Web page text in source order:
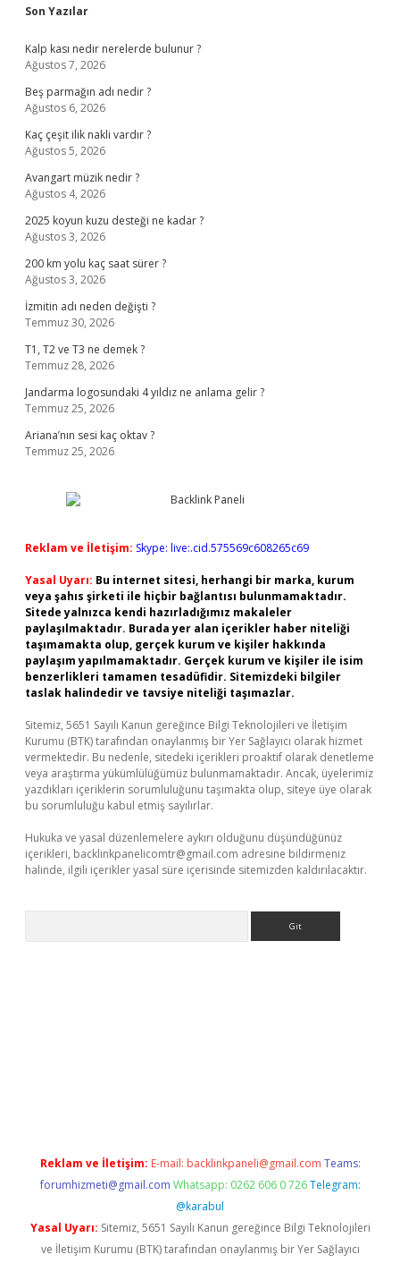
Sidebar
Son Yazılar
Kalp kası nedir nerelerde bulunur ?
Ağustos 7, 2026
Beş parmağın adı nedir ?
Ağustos 6, 2026
Kaç çeşit ilik nakli vardır ?
Ağustos 5, 2026
Avangart müzik nedir ?
Ağustos 4, 2026
2025 koyun kuzu desteği ne kadar ?
Ağustos 3, 2026
200 km yolu kaç saat sürer ?
Ağustos 3, 2026
İzmitin adı neden değişti ?
Temmuz 30, 2026
T1, T2 ve T3 ne demek ?
Temmuz 28, 2026
Jandarma logosundaki 4 yıldız ne anlama gelir ?
Temmuz 25, 2026
Ariana’nın sesi kaç oktav ?
Temmuz 25, 2026
Reklam ve İletişim: Skype: live:.cid.575569c608265c69
Yasal Uyarı: Bu internet sitesi, herhangi bir marka, kurum
veya şahıs şirketi ile hiçbir bağlantısı bulunmamaktadır.
Sitede yalnızca kendi hazırladığımız makaleler
paylaşılmaktadır. Burada yer alan içerikler haber niteliği
taşımamakta olup, gerçek kurum ve kişiler hakkında
paylaşım yapılmamaktadır. Gerçek kurum ve kişiler ile isim
benzerlikleri tamamen tesadüfidir. Sitemizdeki bilgiler
taslak halindedir ve tavsiye niteliği taşımazlar.
Sitemiz, 5651 Sayılı Kanun gereğince Bilgi Teknolojileri ve İletişim
Kurumu (BTK) tarafından onaylanmış bir Yer Sağlayıcı olarak hizmet
vermektedir. Bu nedenle, sitedeki içerikleri proaktif olarak denetleme
veya araştırma yükümlülüğümüz bulunmamaktadır. Ancak, üyelerimiz
yazdıkları içeriklerin sorumluluğunu taşımakta olup, siteye üye olarak
bu sorumluluğu kabul etmiş sayılırlar.
Hukuka ve yasal düzenlemelere aykırı olduğunu düşündüğünüz
içerikleri, backlinkpanelicomtr@gmail.com adresine bildirmeniz
halinde, ilgili içerikler yasal süre içerisinde sitemizden kaldırılacaktır.
Reklam ve İletişim: E-mail: backlinkpaneli@gmail.com Teams:
forumhizmeti@gmail.com Whatsapp: 0262 606 0 726 Telegram:
@karabul
Yasal Uyarı: Sitemiz, 5651 Sayılı Kanun gereğince Bilgi Teknolojileri
ve İletişim Kurumu (BTK) tarafından onaylanmış bir Yer Sağlayıcı